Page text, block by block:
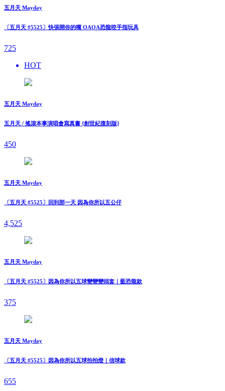
五月天 Mayday
〔五月天 #5525〕快張開你的嘴 OAOA恐龍咬手指玩具
725
HOT
五月天 Mayday
五月天 / 搖滾本事演唱會寫真書 {創世紀復刻版}
450
五月天 Mayday
〔五月天 #5525〕回到那一天 因為你所以五公仔
4,525
五月天 Mayday
〔五月天 #5525〕因為你所以五球變變變頭套｜藍恐龍款
375
五月天 Mayday
〔五月天 #5525〕因為你所以五球拍拍燈｜信球款
655